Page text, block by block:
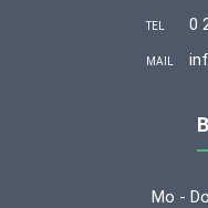
TEL 0
MAIL
Mo -